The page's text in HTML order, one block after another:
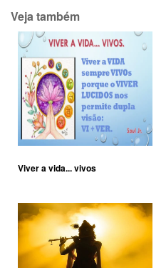
Veja também
Viver a vida... vivos